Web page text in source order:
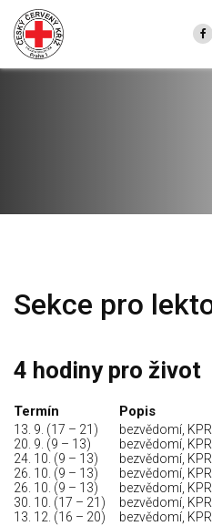
Sekce pro
4 hodiny pro život
Termín Popis
13. 9. (17 – 21)
bezvědomí,
20. 9. (9 – 13)
bezvědomí,
24. 10. (9 – 13)
bezvědomí,
26. 10. (9 – 13)
bezvědomí,
26. 10. (9 – 13)
bezvědomí,
30. 10. (17 – 21)
bezvědomí,
13. 12. (16 – 20)
bezvědomí,